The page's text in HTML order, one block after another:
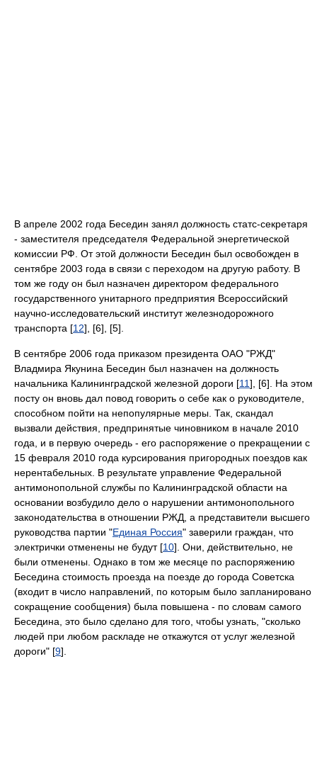
В апреле 2002 года Беседин занял должность статс-секретаря
- заместителя председателя Федеральной энергетической
комиссии РФ. От этой должности Беседин был освобожден в
сентябре 2003 года в связи с переходом на другую работу. В
том же году он был назначен директором федерального
государственного унитарного предприятия Всероссийский
научно-исследовательский институт железнодорожного
транспорта [12], [6], [5].
В сентябре 2006 года приказом президента ОАО "РЖД"
Владмира Якунина Беседин был назначен на должность
начальника Калининградской железной дороги [11], [6]. На этом
посту он вновь дал повод говорить о себе как о руководителе,
способном пойти на непопулярные меры. Так, скандал
вызвали действия, предпринятые чиновником в начале 2010
года, и в первую очередь - его распоряжение о прекращении с
15 февраля 2010 года курсирования пригородных поездов как
нерентабельных. В результате управление Федеральной
антимонопольной службы по Калининградской области на
основании возбудило дело о нарушении антимонопольного
законодательства в отношении РЖД, а представители высшего
руководства партии "Единая Россия" заверили граждан, что
электрички отменены не будут [10]. Они, действительно, не
были отменены. Однако в том же месяце по распоряжению
Беседина стоимость проезда на поезде до города Советска
(входит в число направлений, по которым было запланировано
сокращение сообщения) была повышена - по словам самого
Беседина, это было сделано для того, чтобы узнать, "сколько
людей при любом раскладе не откажутся от услуг железной
дороги" [9].